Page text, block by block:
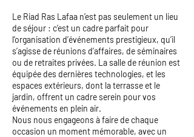
Le Riad Ras Lafaa n’est pas seulement un lieu
de séjour : c’est un cadre parfait pour
l’organisation d’événements prestigieux, qu’il
s’agisse de réunions d’affaires, de séminaires
ou de retraites privées. La salle de réunion est
équipée des dernières technologies, et les
espaces extérieurs, dont la terrasse et le
jardin, offrent un cadre serein pour vos
événements en plein air.
Nous nous engageons à faire de chaque
occasion un moment mémorable, avec un